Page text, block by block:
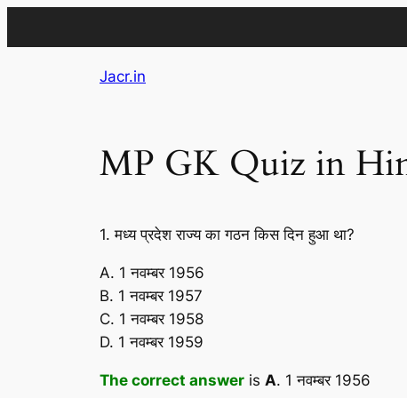
Jacr.in
MP GK Quiz in
1. मध्य प्रदेश राज्य का गठन किस दिन हुआ था?
A. 1 नवम्बर 1956
B. 1 नवम्बर 1957
C. 1 नवम्बर 1958
D. 1 नवम्बर 1959
The correct answer is A. 1 नवम्बर 1956